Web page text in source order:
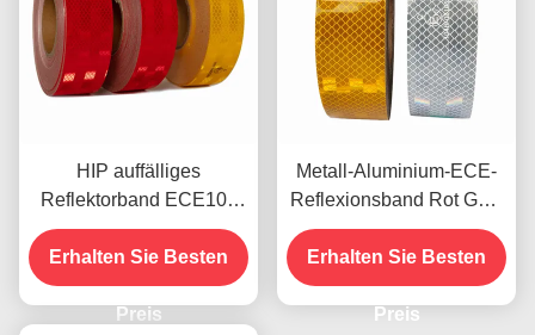
HIP auffälliges
Reflektorband ECE104
für den Außenbereich
eines Lkw
Erhalten Sie Besten
Preis
Metall-Aluminium-ECE-
Reflexionsband Rot Gelb
Weiß für Anhänger
Erhalten Sie Besten
Preis